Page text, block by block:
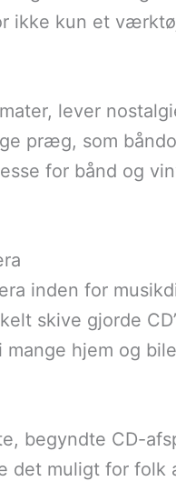
ikke kun et
lever
præg, som
for bånd og
inden for
skive gjorde
hjem og
begyndte CD-
muligt for folk